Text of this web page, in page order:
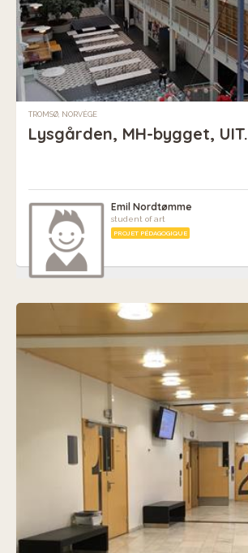
TROMSØ, NORVÈGE
Lysgården, MH-bygget, UIT.
Emil Nordtømme
student of art
PROJET PÉDAGOGIQUE